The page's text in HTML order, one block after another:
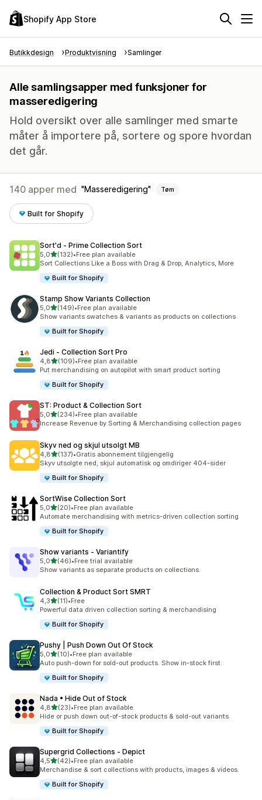
Shopify App Store
Butikkdesign Produktvisning Samlinger
Alle samlingsapper med funksjoner for
masseredigering
Hold oversikt over alle samlinger med smarte
måter å importere på, sortere og spore hvordan
det går.
140 apper med Masseredigering Tøm
Built for Shopify
Sort'd ‑ Prime Collection Sort
5,0av 5 stjerner
(132)
Totalt 132 omtaler
•Free plan available
Sort Collections Like a Boss with Drag & Drop, Analytics, More
Built for Shopify
Stamp Show Variants Collection
5,0av 5 stjerner
(149)
Totalt 149 omtaler
•Free plan available
Show variants swatches & variants as products on collections
Built for Shopify
Jedi ‑ Collection Sort Pro
4,8av 5 stjerner
(109)
Totalt 109 omtaler
•Free plan available
Put merchandising on autopilot with smart product sorting
Built for Shopify
ST: Product & Collection Sort
5,0av 5 stjerner
(234)
Totalt 234 omtaler
•Free plan available
Increase Revenue by Sorting & Merchandising collection pages
Skyv ned og skjul utsolgt MB
4,8av 5 stjerner
(137)
Totalt 137 omtaler
•Gratis abonnement tilgjengelig
Skyv utsolgte ned, skjul automatisk og omdiriger 404-sider
Built for Shopify
SortWise Collection Sort
5,0av 5 stjerner
(20)
Totalt 20 omtaler
•Free plan available
Automate merchandising with metrics-driven collection sorting
Built for Shopify
Show variants ‑ Variantify
5,0av 5 stjerner
(46)
Totalt 46 omtaler
•Free trial available
Show variants as separate products on collections.
Collection & Product Sort SMRT
4,3av 5 stjerner
(11)
Totalt 11 omtaler
•Free
Powerful data driven collection sorting & merchandising
Built for Shopify
Pushy | Push Down Out Of Stock
5,0av 5 stjerner
(10)
Totalt 10 omtaler
•Free plan available
Auto push-down for sold-out products. Show in-stock first.
Built for Shopify
Nada • Hide Out of Stock
4,8av 5 stjerner
(23)
Totalt 23 omtaler
•Free plan available
Hide or push down out-of-stock products & sold-out variants.
Built for Shopify
Supergrid Collections ‑ Depict
4,5av 5 stjerner
(42)
Totalt 42 omtaler
•Free plan available
Merchandise & sort collections with products, images & videos.
Built for Shopify